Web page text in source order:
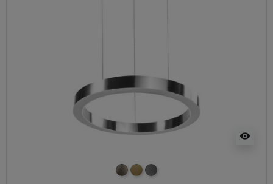
visibility
nikiel szczotkowany
mosiądz szczotkowany
tytan szczotkowany